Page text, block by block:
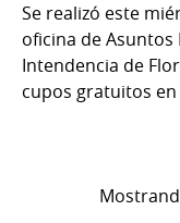
Se realizó este
oficina de Asuntos
Intendencia de
cupos gratuitos en